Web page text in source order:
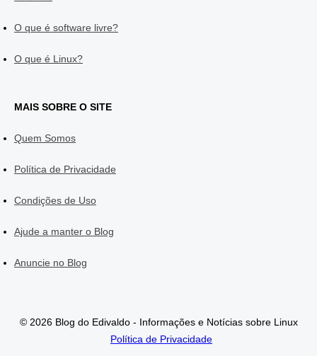
O que é software livre?
O que é Linux?
MAIS SOBRE O SITE
Quem Somos
Política de Privacidade
Condições de Uso
Ajude a manter o Blog
Anuncie no Blog
© 2026 Blog do Edivaldo - Informações e Notícias sobre Linux
Política de Privacidade